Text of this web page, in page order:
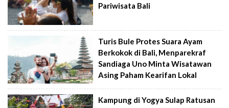
Pariwisata Bali
Turis Bule Protes Suara Ayam
Berkokok di Bali, Menparekraf
Sandiaga Uno Minta Wisatawan
Asing Paham Kearifan Lokal
Kampung di Yogya Sulap Ratusan